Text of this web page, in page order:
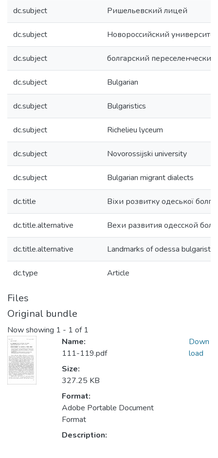
dc.subject Ришельевский лицей
dc.subject Новороссийский университет
dc.subject болгарский
dc.subject Bulgarian
dc.subject Bulgaristics
dc.subject Richelieu lyceum
dc.subject Novorossijski university
dc.subject Bulgarian migrant dialects
dc.title Віхи розвитку одеської
dc.title.alternative Вехи развития одесской
dc.title.alternative Landmarks of odessa
dc.type Article
Files
Original bundle
Now showing 1 - 1 of 1
Name:
111-119.pdf
Size:
327.25 KB
Format:
Adobe Portable Document
Format
Description:
Down
load